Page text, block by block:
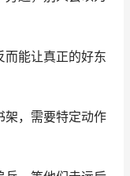
而能让真正的好东
架，需要特定动作